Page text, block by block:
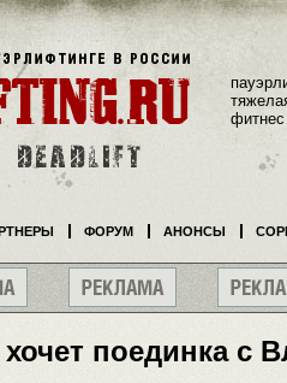
поединка с
фитнес
ФОРУМ АНОНСЫ